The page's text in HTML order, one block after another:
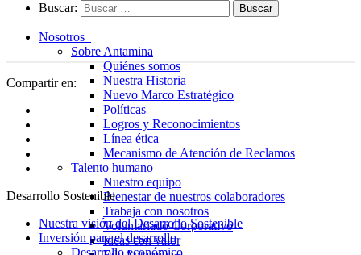
Buscar:
Nosotros
Sobre Antamina
Quiénes somos
Nuestra Historia
Nuevo Marco Estratégico
Políticas
Logros y Reconocimientos
Línea ética
Mecanismo de Atención de Reclamos
Talento humano
Nuestro equipo
Bienestar de nuestros colaboradores
Trabaja con nosotros
Voluntariado Corporativo
Ideas con valor
Compartir en:
Desarrollo Sostenible
Nuestra visión del Desarrollo Sostenible
Inversión para el desarrollo
Desarrollo económico